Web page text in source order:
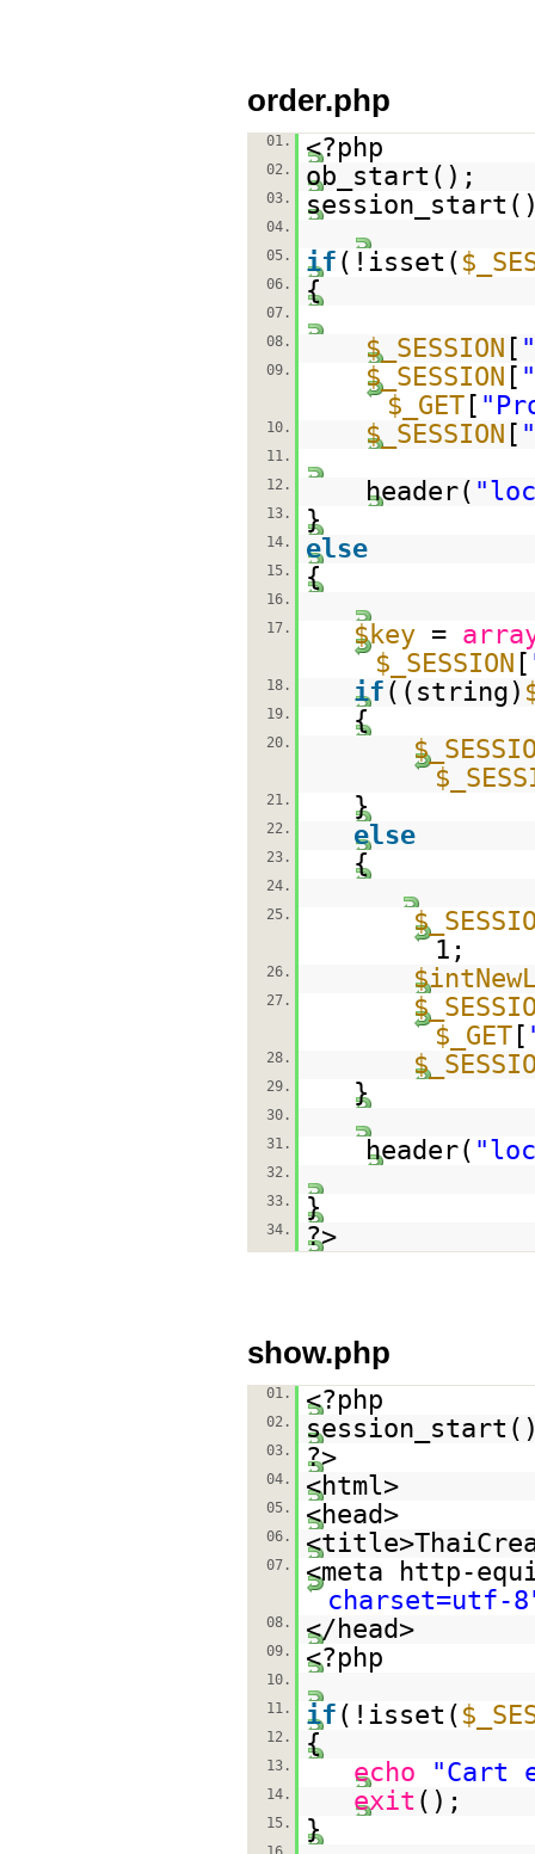
order.php
01. <?php
02. ob_start();
03.
04.
05.
if (!isset(
06. {
07.
08.
$_SESSION [
09. $_SESSION [
$_GET [
10. $_SESSION [
11.
12.
header(
13. }
14. else
15. {
16.
17.
$key =
$_SESSION [
18. if ((string)
19. {
20.
21. }
22. else
23. {
24.
25.
1;
26.
27.
$_GET [
28.
29. }
30.
31.
header(
32.
33.
}
34. ?>
show.php
01. <?php
02.
03. ?>
04. <html>
05. <head>
06.
07.
<meta http-
charset=utf-
08. </head>
09. <?php
10.
11.
if (!isset(
12. {
13. echo "Cart
14. exit ();
15. }